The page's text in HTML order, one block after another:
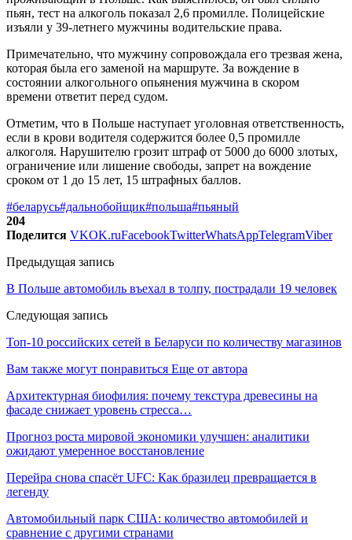
пьян, тест на алкоголь показал 2,6 промилле. Полицейские
изъяли у 39-летнего мужчины водительские права.
Примечательно, что мужчину сопровождала его трезвая жена,
которая была его заменой на маршруте. За вождение в
состоянии алкогольного опьянения мужчина в скором
времени ответит перед судом.
Отметим, что в Польше наступает уголовная ответственность,
если в крови водителя содержится более 0,5 промилле
алкоголя. Нарушителю грозит штраф от 5000 до 6000 злотых,
ограничение или лишение свободы, запрет на вождение
сроком от 1 до 15 лет, 15 штрафных баллов.
#беларусь#дальнобойщик#польша#пьяный
204
Поделится VKOK.ruFacebookTwitterWhatsAppTelegramViber
Предыдущая запись
В Польше автомобиль въехал в толпу, пострадали 19 человек
Следующая запись
Топ-10 российских сетей в Беларуси по количеству магазинов
Вам также могут понравиться Еще от автора
Архитектурная биофилия: почему текстура древесины на
фасаде снижает уровень стресса…
Прогноз роста мировой экономики улучшен: аналитики
ожидают умеренное восстановление
Перейра снова спасёт UFC: Как бразилец превращается в
легенду
Автомобильный парк США: количество автомобилей и
сравнение с другими странами